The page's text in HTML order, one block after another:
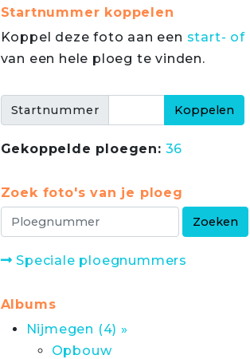
Startnummer koppelen
Koppel deze foto aan een start- of
van een hele ploeg te vinden.
Startnummer
Gekoppelde ploegen: 36
Zoek foto's van je ploeg
Speciale ploegnummers
Albums
Nijmegen (4) »
Opbouw